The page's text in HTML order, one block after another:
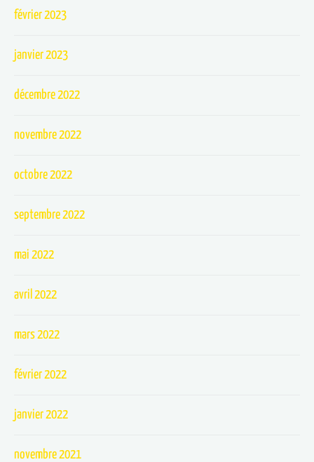
février 2023
janvier 2023
décembre 2022
novembre 2022
octobre 2022
septembre 2022
mai 2022
avril 2022
mars 2022
février 2022
janvier 2022
novembre 2021